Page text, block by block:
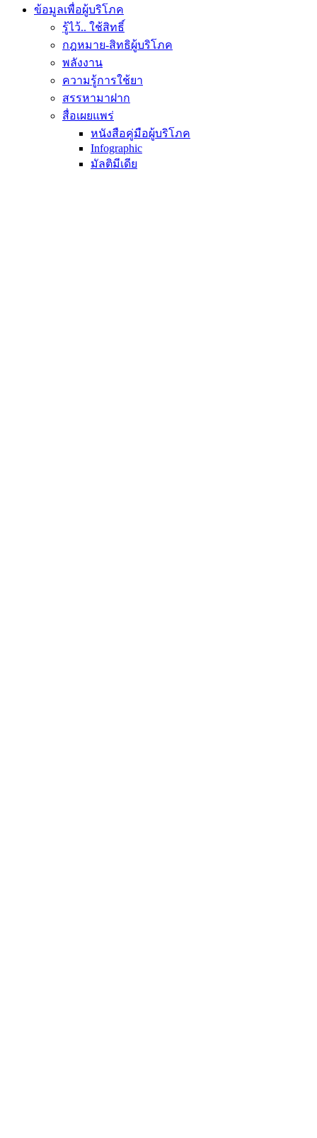
ข้อมูลเพื่อผู้บริโภค
รู้ไว้.. ใช้สิทธิ์
กฎหมาย-สิทธิผู้บริโภค
พลังงาน
ความรู้การใช้ยา
สรรหามาฝาก
สื่อเผยแพร่
หนังสือคู่มือผู้บริโภค
Infographic
มัลติมีเดีย